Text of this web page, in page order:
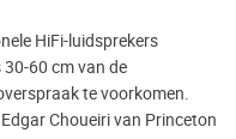
HiFi-luidsprekers
60 cm van de
te voorkomen.
Choueiri van Princeton